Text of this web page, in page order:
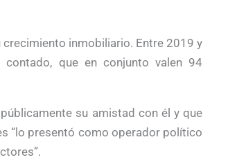
inmobiliario. Entre 2019 y
que en conjunto valen 94
su amistad con él y que
“lo presentó como operador político